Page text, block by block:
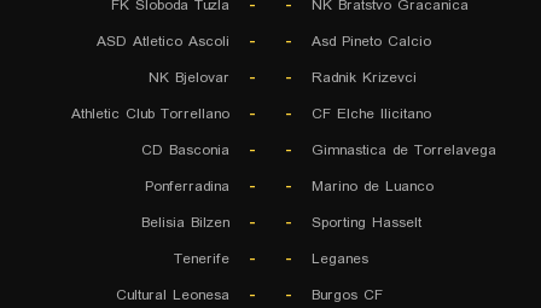
NK Bratstvo Gracanica
-
-
FK Sloboda Tuzla
Asd Pineto Calcio
-
-
ASD Atletico Ascoli
Radnik Krizevci
-
-
NK Bjelovar
CF Elche Ilicitano
-
-
Athletic Club Torrellano
Gimnastica de Torrelavega
-
-
CD Basconia
Marino de Luanco
-
-
Ponferradina
Sporting Hasselt
-
-
Belisia Bilzen
Leganes
-
-
Tenerife
Burgos CF
-
-
Cultural Leonesa